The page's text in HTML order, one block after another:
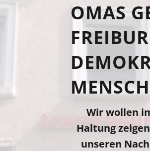
OMAS
Wir wollen
Haltung
unseren